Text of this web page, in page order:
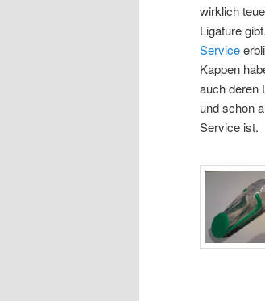
wirklich
Ligature
Service
Kappen
auch deren
und schon
Service ist.